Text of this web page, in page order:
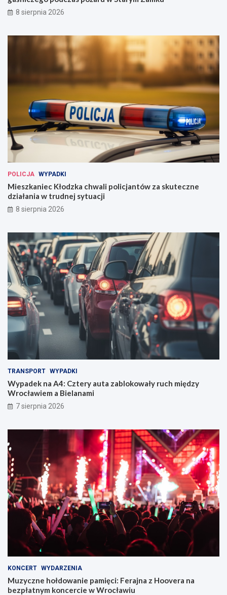
8 sierpnia 2026
POLICJA WYPADKI
Mieszkaniec Kłodzka chwali policjantów za skuteczne
działania w trudnej sytuacji
8 sierpnia 2026
TRANSPORT WYPADKI
Wypadek na A4: Cztery auta zablokowały ruch między
Wrocławiem a Bielanami
7 sierpnia 2026
KONCERT WYDARZENIA
Muzyczne hołdowanie pamięci: Ferajna z Hoovera na
bezpłatnym koncercie w Wrocławiu